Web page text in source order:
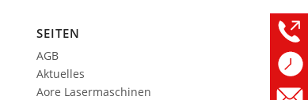
SEITEN
AGB
Aktuelles
Aore Lasermaschinen